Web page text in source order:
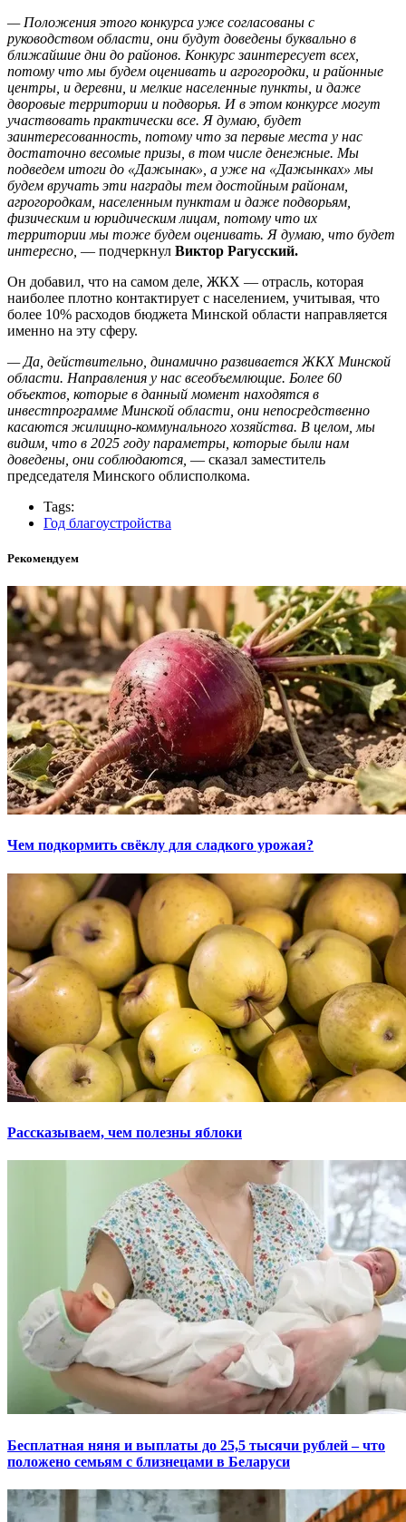
— Положения этого конкурса уже согласованы с
руководством области, они будут доведены буквально в
ближайшие дни до районов. Конкурс заинтересует всех,
потому что мы будем оценивать и агрогородки, и районные
центры, и деревни, и мелкие населенные пункты, и даже
дворовые территории и подворья. И в этом конкурсе могут
участвовать практически все. Я думаю, будет
заинтересованность, потому что за первые места у нас
достаточно весомые призы, в том числе денежные. Мы
подведем итоги до «Дажынак», а уже на «Дажынках» мы
будем вручать эти награды тем достойным районам,
агрогородкам, населенным пунктам и даже подворьям,
физическим и юридическим лицам, потому что их
территории мы тоже будем оценивать. Я думаю, что будет
интересно, — подчеркнул Виктор Рагусский.
Он добавил, что на самом деле, ЖКХ — отрасль, которая
наиболее плотно контактирует с населением, учитывая, что
более 10% расходов бюджета Минской области направляется
именно на эту сферу.
— Да, действительно, динамично развивается ЖКХ Минской
области. Направления у нас всеобъемлющие. Более 60
объектов, которые в данный момент находятся в
инвестпрограмме Минской области, они непосредственно
касаются жилищно-коммунального хозяйства. В целом, мы
видим, что в 2025 году параметры, которые были нам
доведены, они соблюдаются, — сказал заместитель
председателя Минского облисполкома.
Tags:
Год благоустройства
Рекомендуем
Чем подкормить свёклу для сладкого урожая?
Рассказываем, чем полезны яблоки
Бесплатная няня и выплаты до 25,5 тысячи рублей – что
положено семьям с близнецами в Беларуси